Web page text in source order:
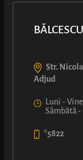
BĂLCESCU
Str.
Adjud
Luni -
Sâmbătă
*5822